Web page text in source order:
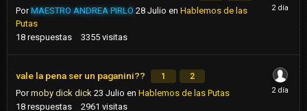
PorMAESTRO ANDREA PIRLO 28 Julio en Hablemos de las
Putas
18 respuestas 3355 visitas
vale la pena ser un paganini?? 1 2
Pormoby dick dick 23 Julio en Hablemos de las Putas
18 respuestas 2961 visitas